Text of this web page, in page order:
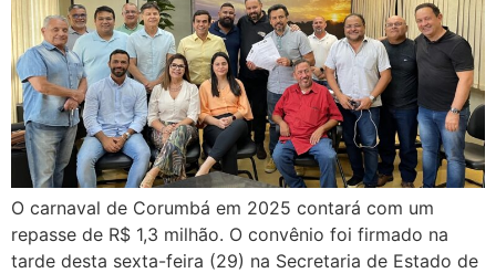
O carnaval de Corumbá em 2025 contará com um
repasse de R$ 1,3 milhão. O convênio foi firmado na
tarde desta sexta-feira (29) na Secretaria de Estado de